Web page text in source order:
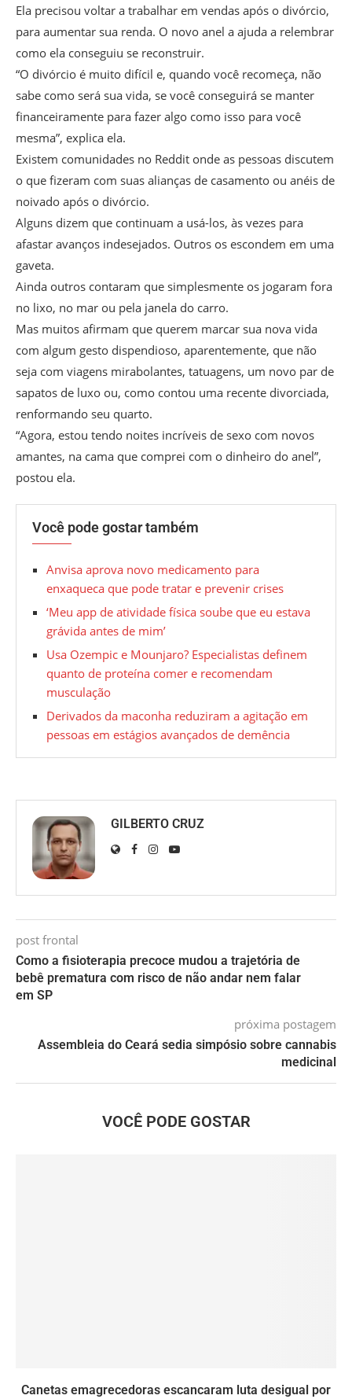
Ela precisou voltar a trabalhar em vendas após o divórcio,
para aumentar sua renda. O novo anel a ajuda a relembrar
como ela conseguiu se reconstruir.
“O divórcio é muito difícil e, quando você recomeça, não
sabe como será sua vida, se você conseguirá se manter
financeiramente para fazer algo como isso para você
mesma”, explica ela.
Existem comunidades no Reddit onde as pessoas discutem
o que fizeram com suas alianças de casamento ou anéis de
noivado após o divórcio.
Alguns dizem que continuam a usá-los, às vezes para
afastar avanços indesejados. Outros os escondem em uma
gaveta.
Ainda outros contaram que simplesmente os jogaram fora
no lixo, no mar ou pela janela do carro.
Mas muitos afirmam que querem marcar sua nova vida
com algum gesto dispendioso, aparentemente, que não
seja com viagens mirabolantes, tatuagens, um novo par de
sapatos de luxo ou, como contou uma recente divorciada,
renformando seu quarto.
“Agora, estou tendo noites incríveis de sexo com novos
amantes, na cama que comprei com o dinheiro do anel”,
postou ela.
Você pode gostar também
Anvisa aprova novo medicamento para
enxaqueca que pode tratar e prevenir crises
‘Meu app de atividade física soube que eu estava
grávida antes de mim’
Usa Ozempic e Mounjaro? Especialistas definem
quanto de proteína comer e recomendam
musculação
Derivados da maconha reduziram a agitação em
pessoas em estágios avançados de demência
GILBERTO CRUZ
post frontal
Como a fisioterapia precoce mudou a trajetória de
bebê prematura com risco de não andar nem falar
em SP
próxima postagem
Assembleia do Ceará sedia simpósio sobre cannabis
medicinal
VOCÊ PODE GOSTAR
Canetas emagrecedoras escancaram luta desigual por